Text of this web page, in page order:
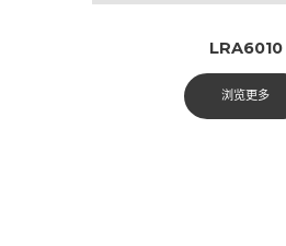
LRA6010
浏览更多